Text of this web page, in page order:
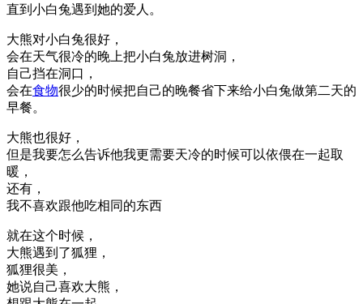
直到小白兔遇到她的爱人。
大熊对小白兔很好，
会在天气很冷的晚上把小白兔放进树洞，
自己挡在洞口，
会在食物很少的时候把自己的晚餐省下来给小白兔做第二天的
早餐。
大熊也很好，
但是我要怎么告诉他我更需要天冷的时候可以依偎在一起取
暖，
还有，
我不喜欢跟他吃相同的东西
就在这个时候，
大熊遇到了狐狸，
狐狸很美，
她说自己喜欢大熊，